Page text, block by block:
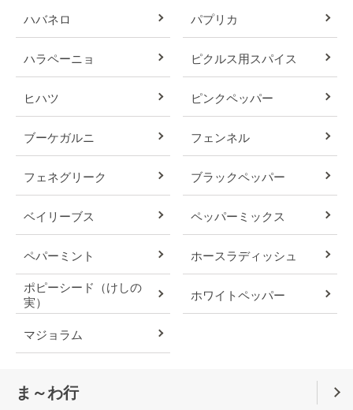
ハバネロ パプリカ
ハラペーニョ ピクルス用スパイス
ヒハツ ピンクペッパー
ブーケガルニ フェンネル
フェネグリーク ブラックペッパー
ベイリーブス ペッパーミックス
ペパーミント ホースラディッシュ
ポピーシード（けしの
実）
ホワイトペッパー
マジョラム
ま～わ行